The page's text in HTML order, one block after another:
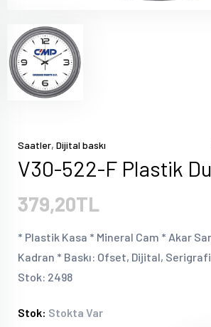
Saatler, Dijital baskı
V30-522-F Plastik
379,20TL
* Plastik Kasa * Mineral Cam * Akar
Kadran * Baskı: Ofset, Dijital, Serigrafi
Stok: 2498
Stok: Stokta Var